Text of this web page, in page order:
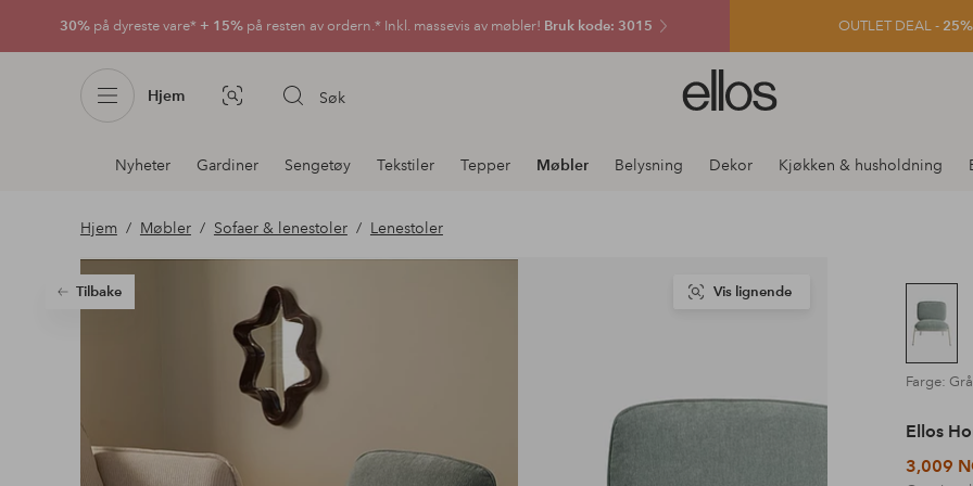
30% på dyreste vare* + 15% på resten av ordern.* Inkl. massevis av møbler! Bruk kode: 3015 OUTLET DEAL -
Hjem Bildesøk Søk
Ellos
logo
gå
Avdelingsnavigering
Nyheter Gardiner Sengetøy Tekstiler Tepper Møbler Belysning Dekor Kjøkken & husholdning
Hjem Møbler Sofaer & lenestoler Lenestoler
Tilbake Vis lignende
Farge:
Ellos
3,009